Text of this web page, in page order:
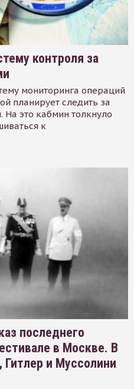
контроля за
мониторинга операций
планирует следить за
На это кабмин толкнуло
к
последнего
в Москве. В
и Муссолини